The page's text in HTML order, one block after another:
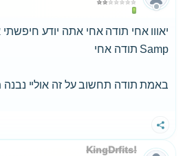
יאווו אחי תודה אחי אתה יודע
Samp תודה אחי
באמת תודה תחשוב על זה אוליי נבנה
שתף
KingDrfits!